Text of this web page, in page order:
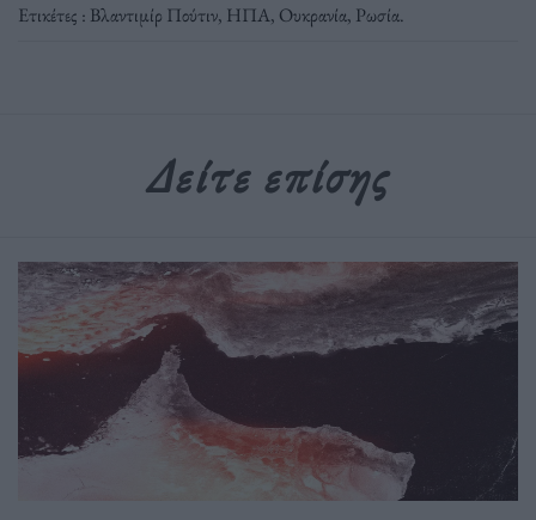
Ετικέτες : Βλαντιμίρ Πούτιν, ΗΠΑ, Ουκρανία, Ρωσία.
Δείτε επίσης